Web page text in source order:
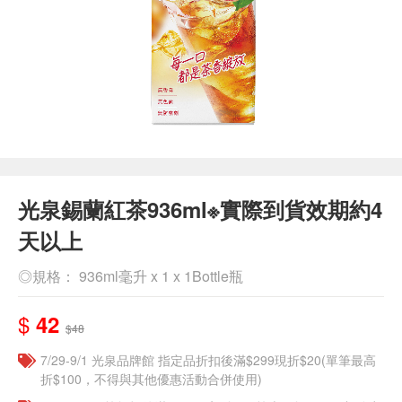
光泉錫蘭紅茶936ml※實際到貨效期約4
天以上
◎規格： 936ml毫升 x 1 x 1Bottle瓶
$ 42 $48
7/29-9/1 光泉品牌館 指定品折扣後滿$299現折$20(單筆最高
折$100，不得與其他優惠活動合併使用)